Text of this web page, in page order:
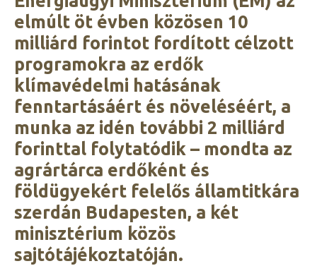
elmúlt öt évben közösen 10
milliárd forintot fordított célzott
programokra az erdők
klímavédelmi hatásának
fenntartásáért és növeléséért, a
munka az idén további 2 milliárd
forinttal folytatódik – mondta az
agrártárca erdőként és
földügyekért felelős államtitkára
szerdán Budapesten, a két
minisztérium közös
sajtótájékoztatóján.